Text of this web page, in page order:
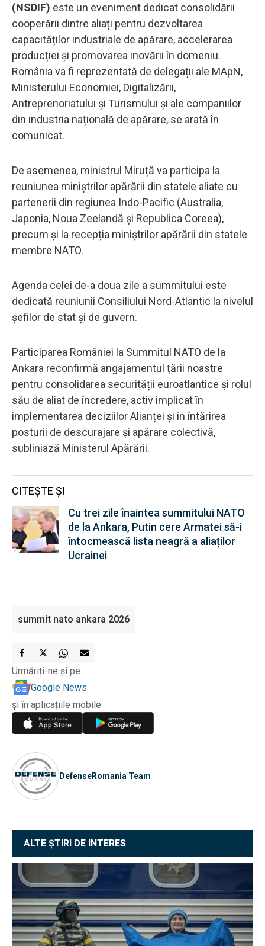
(NSDIF) este un eveniment dedicat consolidării
cooperării dintre aliați pentru dezvoltarea
capacităților industriale de apărare, accelerarea
producției și promovarea inovării în domeniu.
România va fi reprezentată de delegații ale MApN,
Ministerului Economiei, Digitalizării,
Antreprenoriatului și Turismului și ale companiilor
din industria națională de apărare, se arată în
comunicat.
De asemenea, ministrul Miruță va participa la
reuniunea miniștrilor apărării din statele aliate cu
partenerii din regiunea Indo-Pacific (Australia,
Japonia, Noua Zeelandă și Republica Coreea),
precum și la recepția miniștrilor apărării din statele
membre NATO.
Agenda celei de-a doua zile a summitului este
dedicată reuniunii Consiliului Nord-Atlantic la nivelul
șefilor de stat și de guvern.
Participarea României la Summitul NATO de la
Ankara reconfirmă angajamentul țării noastre
pentru consolidarea securității euroatlantice și rolul
său de aliat de încredere, activ implicat în
implementarea deciziilor Alianței și în întărirea
posturii de descurajare și apărare colectivă,
subliniază Ministerul Apărării.
CITEȘTE ȘI
Cu trei zile înaintea summitului NATO
de la Ankara, Putin cere Armatei să-i
întocmească lista neagră a aliaților
Ucrainei
summit nato ankara 2026
Urmăriți-ne și pe
Google News
și în aplicațiile mobile
DefenseRomania Team
ALTE ȘTIRI DE INTERES